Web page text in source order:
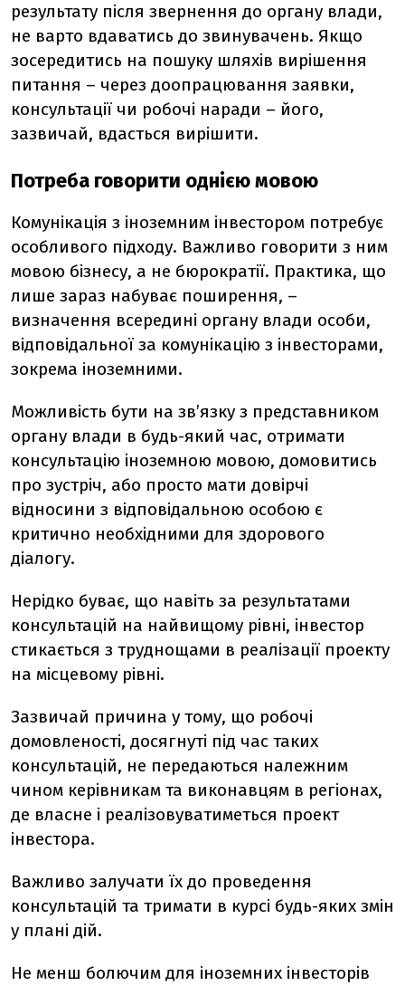
результату після звернення до органу влади,
не варто вдаватись до звинувачень. Якщо
зосередитись на пошуку шляхів вирішення
питання – через доопрацювання заявки,
консультації чи робочі наради – його,
зазвичай, вдасться вирішити.
Потреба говорити однією мовою
Комунікація з іноземним інвестором потребує
особливого підходу. Важливо говорити з ним
мовою бізнесу, а не бюрократії. Практика, що
лише зараз набуває поширення, –
визначення всередині органу влади особи,
відповідальної за комунікацію з інвесторами,
зокрема іноземними.
Можливість бути на зв’язку з представником
органу влади в будь-який час, отримати
консультацію іноземною мовою, домовитись
про зустріч, або просто мати довірчі
відносини з відповідальною особою є
критично необхідними для здорового
діалогу.
Нерідко буває, що навіть за результатами
консультацій на найвищому рівні, інвестор
стикається з труднощами в реалізації проекту
на місцевому рівні.
Зазвичай причина у тому, що робочі
домовленості, досягнуті під час таких
консультацій, не передаються належним
чином керівникам та виконавцям в регіонах,
де власне і реалізовуватиметься проект
інвестора.
Важливо залучати їх до проведення
консультацій та тримати в курсі будь-яких змін
у плані дій.
Не менш болючим для іноземних інвесторів